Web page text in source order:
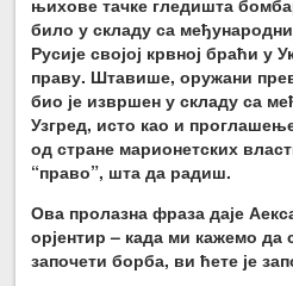
било у складу са
Русије својој крвној браћи у
праву. Штавише, оружани
био је извршен у складу са
Узгред, исто као и
од стране марионетских
“право”, шта да радиш.
Ова пролазна фраза даје
орјентир – када ми кажемо да
започети борба, ви ћете је